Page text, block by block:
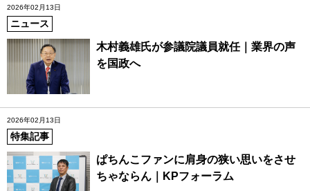
2026年02月13日
ニュース
木村義雄氏が参議院議員就任｜業界の声
を国政へ
2026年02月13日
特集記事
ぱちんこファンに肩身の狭い思いをさせ
ちゃならん｜KPフォーラム